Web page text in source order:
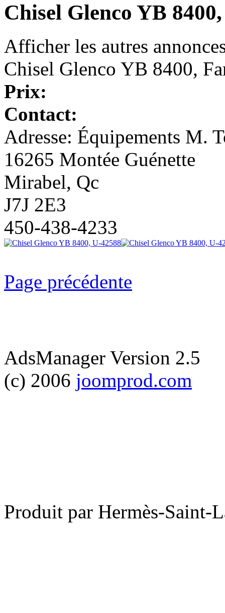
Chisel Glenco YB
Afficher les autres
Chisel Glenco YB 8400,
Prix:
Contact:
Adresse: Équipements M.
16265 Montée Guénette
Mirabel, Qc
J7J 2E3
450-438-4233
Page précédente
AdsManager Version 2.5
(c) 2006 joomprod.com
Produit par Hermès-Saint-